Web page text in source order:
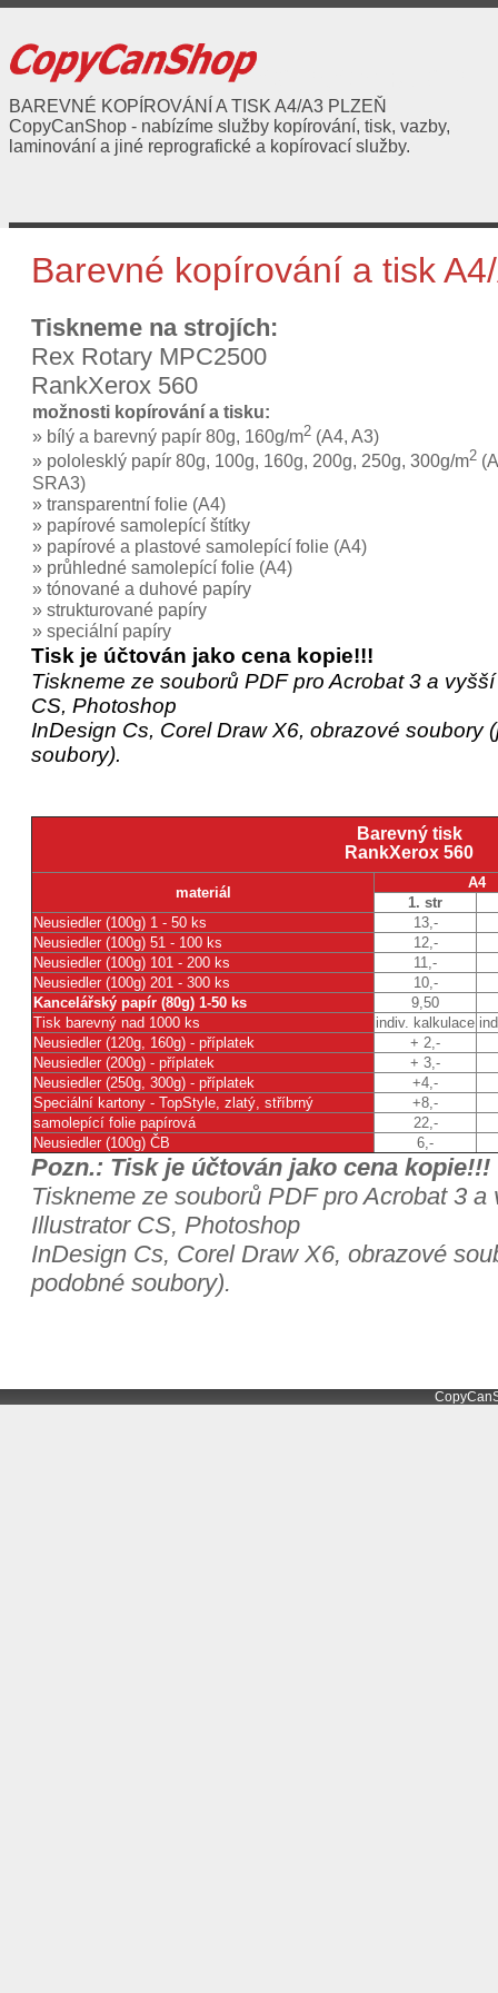
BAREVNÉ KOPÍROVÁNÍ A TISK A4/A3 PLZEŇ
CopyCanShop - nabízíme služby kopírování, tisk, vazby,
laminování a jiné reprografické a kopírovací služby.
Barevné kopírování a tisk
Tiskneme na strojích:
Rex Rotary MPC2500
RankXerox 560
možnosti kopírování a tisku:
» bílý a barevný papír 80g, 160g/m2 (A4, A3)
» pololesklý papír 80g, 100g, 160g, 200g, 250g, 300g/m2
SRA3)
» transparentní folie (A4)
» papírové samolepící štítky
» papírové a plastové samolepící folie (A4)
» průhledné samolepící folie (A4)
» tónované a duhové papíry
» strukturované papíry
» speciální papíry
Tisk je účtován jako cena kopie!!!
Tiskneme ze souborů PDF pro Acrobat 3 a
CS, Photoshop
InDesign Cs, Corel Draw X6, obrazové soubory
soubory).
Barevný tisk
RankXerox 560
materiál
A4
1. str
Neusiedler (100g) 1 - 50 ks
13,-
Neusiedler (100g) 51 - 100 ks
12,-
Neusiedler (100g) 101 - 200 ks
11,-
Neusiedler (100g) 201 - 300 ks
10,-
Kancelářský papír (80g) 1-50 ks
9,50
Tisk barevný nad 1000 ks
indiv. kalkulace
Neusiedler (120g, 160g) - příplatek
+ 2,-
Neusiedler (200g) - příplatek
+ 3,-
Neusiedler (250g, 300g) - příplatek
+4,-
Speciální kartony - TopStyle, zlatý, stříbrný
+8,-
samolepící folie papírová
22,-
Neusiedler (100g) ČB
6,-
Pozn.: Tisk je účtován jako cena kopie!!!
Tiskneme ze souborů PDF pro Acrobat 3
Illustrator CS, Photoshop
InDesign Cs, Corel Draw X6, obrazové
podobné soubory).